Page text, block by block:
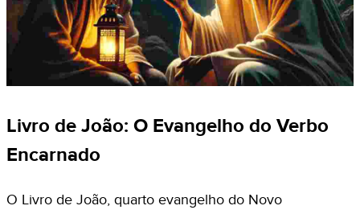
Livro de João: O Evangelho do Verbo
Encarnado
O Livro de João, quarto evangelho do Novo